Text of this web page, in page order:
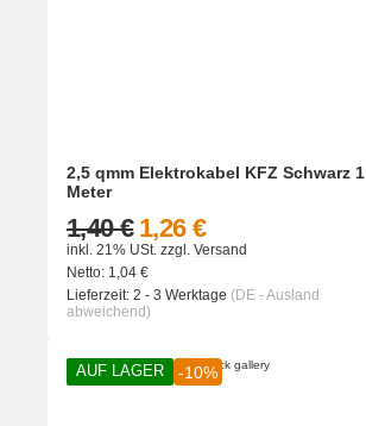
2,5 qmm Elektrokabel KFZ Schwarz 1
Meter
1,26 €
1,40 €
inkl. 21% USt. zzgl. Versand
Netto: 1,04 €
Lieferzeit: 2 - 3 Werktage (DE - Ausland
abweichend)
AUF LAGER -10%